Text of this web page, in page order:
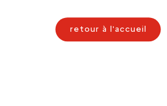
retour à l'accueil